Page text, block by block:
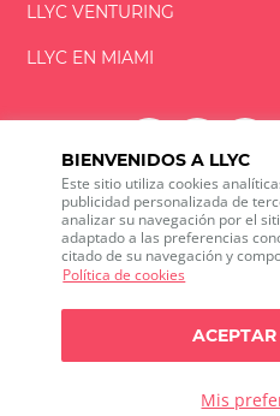
BIENVENIDOS A LLYC
Este sitio utiliza cookies
publicidad personalizada de
analizar su navegación por el
adaptado a las preferencias
citado de su navegación y
Política de cookies
Mis
LLYC VENTURING
LLYC EN MIAMI
LLYC © 2026 Todos los derechos
600 Brickell Avenue, Suite
Política de cookies
Política de privacidad sobre Social
Política de seguridad de la